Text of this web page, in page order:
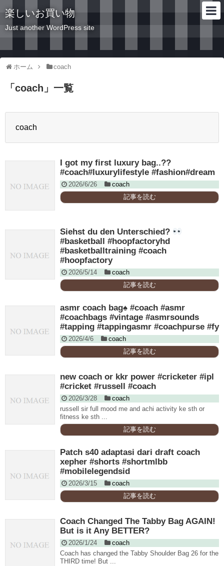
楽しいお買い物
Just another WordPress site
ホーム coach
「 coach 」 一覧
coach
I got my first luxury bag..??
#coach#luxurylifestyle #fashion#dream
2026/6/26
coach
記事を読む
Siehst du den Unterschied?
#basketball #hoopfactoryhd
#basketballtraining #coach
#hoopfactory
2026/5/14
coach
記事を読む
asmr coach bag♠️ #coach #asmr
#coachbags #vintage #asmrsounds
#tapping #tappingasmr #coachpurse #fy
2026/4/6
coach
記事を読む
new coach or kkr power #cricketer #ipl
#cricket #russell #coach
2026/3/28
coach
russell sir full mood me and achi activity ke sth or
fitness ke sth ...
記事を読む
Patch s40 adaptasi dari draft coach
xepher #shorts #shortmlbb
#mobilelegendsid
2026/3/15
coach
記事を読む
Coach Changed The Tabby Bag AGAIN!
But is it Any BETTER?
2026/1/24
coach
Coach has changed the Tabby Shoulder Bag 26 for the
THIRD time! But ...